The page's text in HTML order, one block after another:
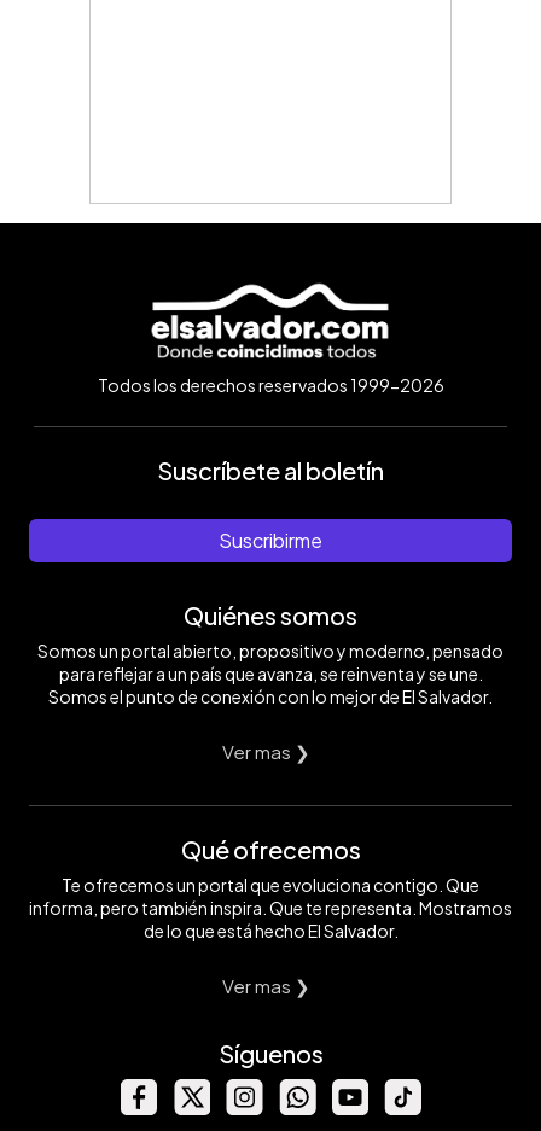
Todos los derechos reservados 1999-2026
Suscríbete al boletín
Suscribirme
Quiénes somos
Somos un portal abierto, propositivo y moderno, pensado
para reflejar a un país que avanza, se reinventa y se une.
Somos el punto de conexión con lo mejor de El Salvador.
Ver mas ❯
Qué ofrecemos
Te ofrecemos un portal que evoluciona contigo. Que
informa, pero también inspira. Que te representa. Mostramos
de lo que está hecho El Salvador.
Ver mas ❯
Síguenos